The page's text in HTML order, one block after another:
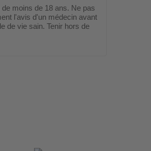
moins de 18 ans. Ne pas
l'avis d'un médecin avant
de vie sain. Tenir hors de